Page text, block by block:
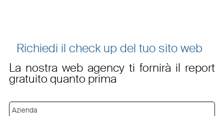
Richiedi il check up del tuo sito web
La nostra web agency ti fornirà il report
gratuito quanto prima